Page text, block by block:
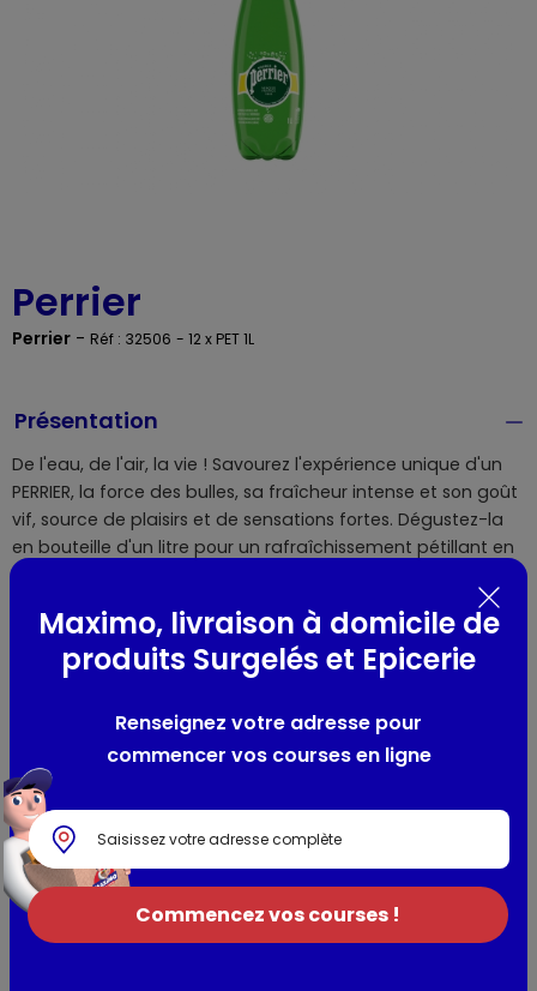
Perrier
Perrier - Réf : 32506 - 12 x PET 1L
Présentation
De l'eau, de l'air, la vie ! Savourez l'expérience unique d'un
PERRIER, la force des bulles, sa fraîcheur intense et son goût
vif, source de plaisirs et de sensations fortes. Dégustez-la
en bouteille d'un litre pour un rafraîchissement pétillant en
famille ou entre amis, quel que soit le moment de la
Utilisation et conservation
Composition / Ingrédients / Allergènes
Minéralisation caractéristique en mg/l : Calcium (Ca 2+) :
150 / Magnésium (Mg 2+) : 3,9 / Sodium (NA+) : 9,6 /
Hydrogénocarbonate (HCO3-) : 420 / Sulfate (SO4 2-) :
25,3 / Chlorure (CI-) : 19,5 / Potassium (K+) :
Informations complémentaires
Maximo, livraison à domicile de
produits Surgelés et Epicerie
Renseignez votre adresse pour
commencer vos courses en ligne
Commencez vos courses !